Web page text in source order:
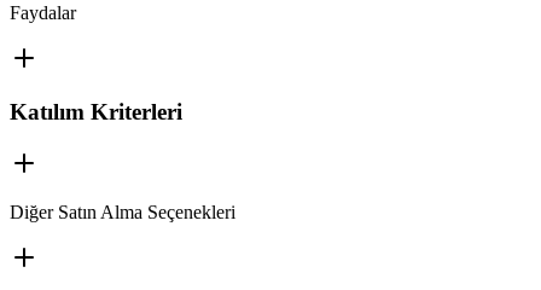
Faydalar
Katılım Kriterleri
Diğer Satın Alma Seçenekleri